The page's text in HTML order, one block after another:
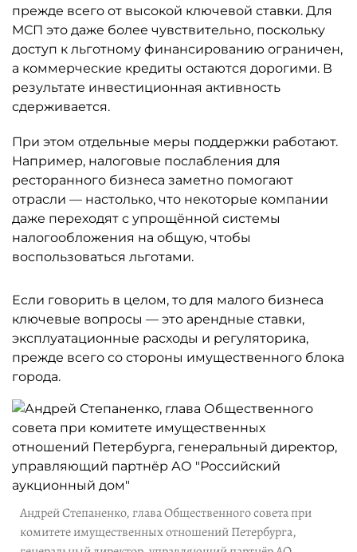
прежде всего от высокой ключевой ставки. Для
МСП это даже более чувствительно, поскольку
доступ к льготному финансированию ограничен,
а коммерческие кредиты остаются дорогими. В
результате инвестиционная активность
сдерживается.
При этом отдельные меры поддержки работают.
Например, налоговые послабления для
ресторанного бизнеса заметно помогают
отрасли — настолько, что некоторые компании
даже переходят с упрощённой системы
налогообложения на общую, чтобы
воспользоваться льготами.
Если говорить в целом, то для малого бизнеса
ключевые вопросы — это арендные ставки,
эксплуатационные расходы и регуляторика,
прежде всего со стороны имущественного блока
города.
Андрей Степаненко, глава Общественного совета при
комитете имущественных отношений Петербурга,